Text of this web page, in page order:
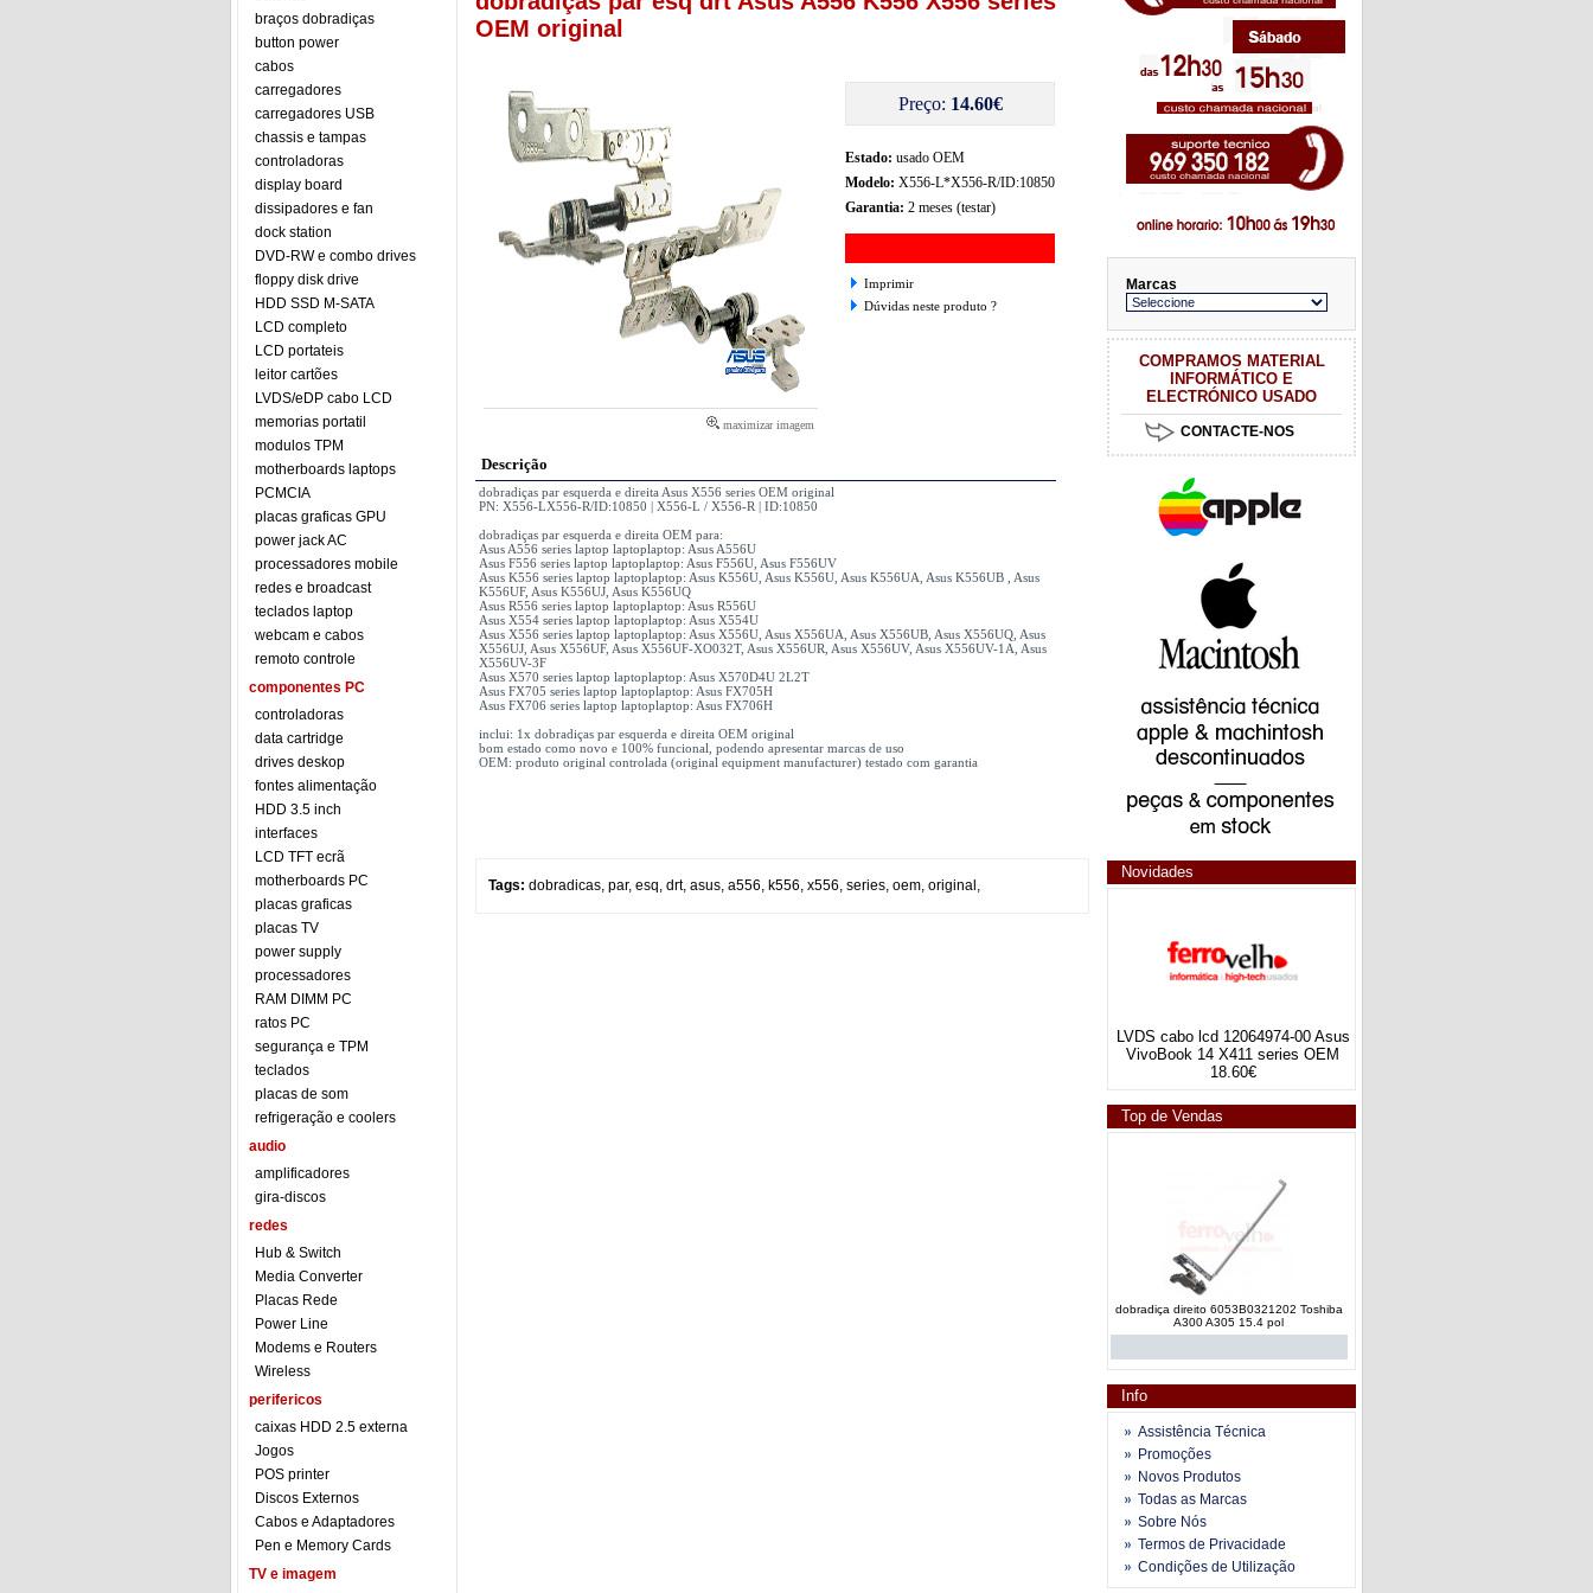
braços dobradiças
button power
cabos
carregadores
carregadores USB
chassis e tampas
controladoras
display board
dissipadores e fan
dock station
DVD-RW e combo drives
floppy disk drive
HDD SSD M-SATA
LCD completo
LCD portateis
leitor cartões
LVDS/eDP cabo LCD
memorias portatil
modulos TPM
motherboards laptops
PCMCIA
placas graficas GPU
power jack AC
processadores mobile
redes e broadcast
teclados laptop
webcam e cabos
remoto controle
componentes PC
controladoras
data cartridge
drives deskop
fontes alimentação
HDD 3.5 inch
interfaces
LCD TFT ecrã
motherboards PC
placas graficas
placas TV
power supply
processadores
RAM DIMM PC
ratos PC
segurança e TPM
teclados
placas de som
refrigeração e coolers
audio
amplificadores
gira-discos
redes
Hub & Switch
Media Converter
Placas Rede
Power Line
Modems e Routers
Wireless
perifericos
caixas HDD 2.5 externa
Jogos
POS printer
Discos Externos
Cabos e Adaptadores
Pen e Memory Cards
TV e imagem
OEM original
maximizar imagem
Preço: 14.60€
Estado: usado OEM
Modelo: X556-L*X556-R/ID:10850
Garantia: 2 meses (testar)
Imprimir
Dúvidas neste produto ?
Descrição
dobradiças par esquerda e direita Asus X556 series OEM original
PN: X556-LX556-R/ID:10850 | X556-L / X556-R | ID:10850
dobradiças par esquerda e direita OEM para:
Asus A556 series laptop laptoplaptop: Asus A556U
Asus F556 series laptop laptoplaptop: Asus F556U, Asus F556UV
Asus K556 series laptop laptoplaptop: Asus K556U, Asus K556U, Asus K556UA, Asus K556UB , Asus
K556UF, Asus K556UJ, Asus K556UQ
Asus R556 series laptop laptoplaptop: Asus R556U
Asus X554 series laptop laptoplaptop: Asus X554U
Asus X556 series laptop laptoplaptop: Asus X556U, Asus X556UA, Asus X556UB, Asus X556UQ, Asus
X556UJ, Asus X556UF, Asus X556UF-XO032T, Asus X556UR, Asus X556UV, Asus X556UV-1A, Asus
X556UV-3F
Asus X570 series laptop laptoplaptop: Asus X570D4U 2L2T
Asus FX705 series laptop laptoplaptop: Asus FX705H
Asus FX706 series laptop laptoplaptop: Asus FX706H
inclui: 1x dobradiças par esquerda e direita OEM original
bom estado como novo e 100% funcional, podendo apresentar marcas de uso
OEM: produto original controlada (original equipment manufacturer) testado com garantia
Tags: dobradicas, par, esq, drt, asus, a556, k556, x556, series, oem, original ,
Marcas
COMPRAMOS MATERIAL
INFORMÁTICO E
ELECTRÓNICO USADO
CONTACTE-NOS
Novidades
LVDS cabo lcd 12064974-00 Asus
VivoBook 14 X411 series OEM
18.60€
Top de Vendas
dobradiça direito 6053B0321202 Toshiba
A300 A305 15.4 pol
braço 3.4AH08.001 esquerdo Compaq
Presario CQ60 series
Info
Assistência Técnica
Promoções
Novos Produtos
Todas as Marcas
Sobre Nós
Termos de Privacidade
Condições de Utilização